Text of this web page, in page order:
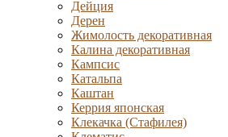
Дейция
Дерен
Жимолость декоративная
Калина декоративная
Кампсис
Катальпа
Каштан
Керрия японская
Клекачка (Стафилея)